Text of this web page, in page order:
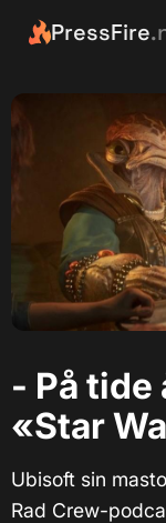
PressFire
- På tide
«Star
Ubisoft sin
Rad Crew-